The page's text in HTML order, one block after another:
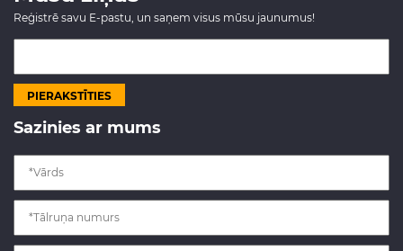
Reģistrē savu E-pastu, un saņem visus mūsu jaunumus!
Sazinies ar mums